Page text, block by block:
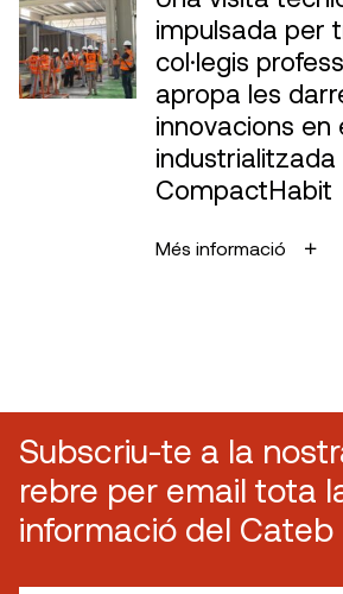
impulsada per
col·legis
apropa les
innovacions en
industrialitzada
CompactHabit
Més informació
Subscriu-te a la
rebre per email tota
informació del Cateb